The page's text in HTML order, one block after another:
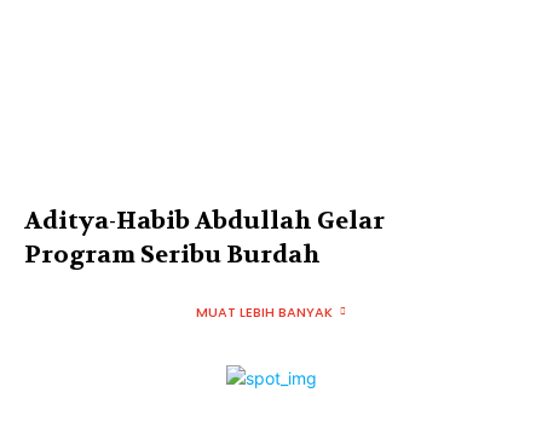
Aditya-Habib Abdullah Gelar
Program Seribu Burdah
MUAT LEBIH BANYAK